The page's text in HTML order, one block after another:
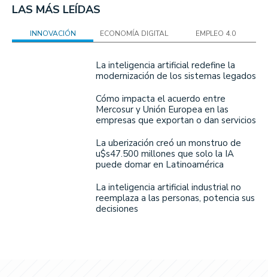
LAS MÁS LEÍDAS
INNOVACIÓN ECONOMÍA DIGITAL EMPLEO 4.0
La inteligencia artificial redefine la
modernización de los sistemas legados
Cómo impacta el acuerdo entre
Mercosur y Unión Europea en las
empresas que exportan o dan servicios
La uberización creó un monstruo de
u$s47.500 millones que solo la IA
puede domar en Latinoamérica
La inteligencia artificial industrial no
reemplaza a las personas, potencia sus
decisiones